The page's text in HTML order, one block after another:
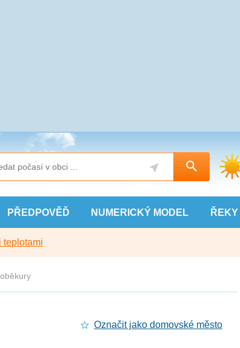
PŘEDPOVĚĎ NUMERICKÝ MODEL ŘEKY
teplotami
Označit jako domovské město